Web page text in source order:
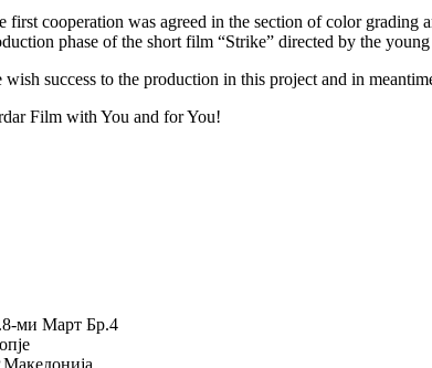
first cooperation was agreed in the section of color
phase of the short film “Strike” directed by the
wish success to the production in this project and in
Film with You and for You!
ми Март Бр.4